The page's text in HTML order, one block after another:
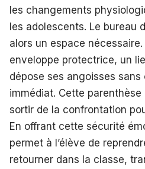
les changements
les adolescents. Le bureau
alors un espace
enveloppe protectrice, un
dépose ses angoisses
immédiat. Cette
sortir de la confrontation
En offrant cette sécurité
permet à l’élève de
retourner dans la classe,